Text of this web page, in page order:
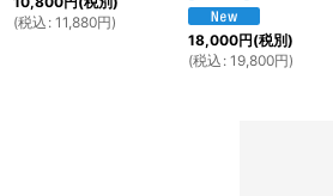
(税込 : 11,880円)
18,000円(税別)
(税込 : 19,800円)